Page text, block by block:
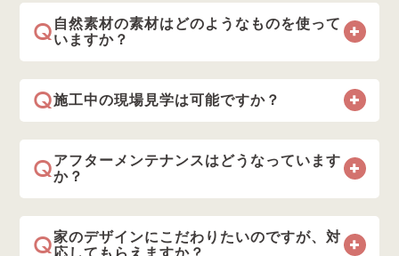
Q 自然素材の素材はどのようなものを使って
いますか？
Q施工中の現場見学は可能ですか？
Qアフターメンテナンスはどうなっています
か？
Q家のデザインにこだわりたいのですが、対
応してもらえますか？